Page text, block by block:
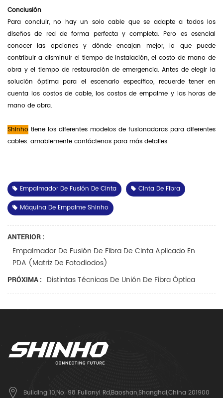
Conclusión
Para concluir, no hay un solo cable que se adapte a todos los
diseños de red de forma perfecta y completa. Pero es esencial
conocer las opciones y dónde encajan mejor, lo que puede
contribuir a disminuir el tiempo de instalación, el costo de mano de
obra y el tiempo de restauración de emergencia. Antes de elegir la
solución óptima para el escenario específico, recuerde tener en
cuenta los costos de cable, los costos de empalme y las horas de
mano de obra.
Shinho tiene los diferentes modelos de fusionadoras para diferentes
cables. amablemente contáctenos para más detalles.
Empalmador De Fusión De Cinta
Cinta De Fibra
Máquina De Empalme Shinho
ANTERIOR :
Empalmador De Fusión De Fibra De Cinta Aplicado En
PDA (matriz De Fotodiodos)
PRÓXIMA : Distintas Técnicas De Unión De Fibra Óptica
Building 10,No. 98 Fulianyi Rd,Baoshan,Shanghai,China 201900